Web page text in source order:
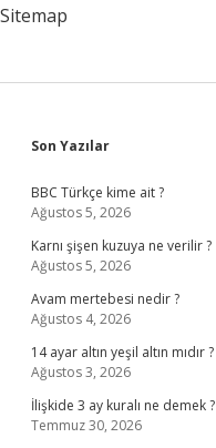
Sitemap
Sidebar
Son Yazılar
BBC Türkçe kime ait ?
Ağustos 5, 2026
Karnı şişen kuzuya ne verilir ?
Ağustos 5, 2026
Avam mertebesi nedir ?
Ağustos 4, 2026
14 ayar altın yeşil altın mıdır ?
Ağustos 3, 2026
İlişkide 3 ay kuralı ne demek ?
Temmuz 30, 2026